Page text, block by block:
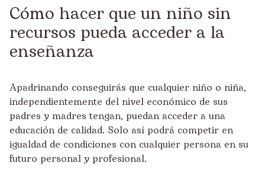
Cómo hacer que un niño sin
recursos pueda acceder a la
enseñanza
Apadrinando conseguirás que cualquier niño o niña,
independientemente del nivel económico de sus
padres y madres tengan, puedan acceder a una
educación de calidad. Solo así podrá competir en
igualdad de condiciones con cualquier persona en su
futuro personal y profesional.